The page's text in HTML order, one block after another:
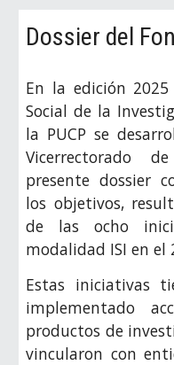
Dossier del
En la edición
Social de la
la PUCP se
Vicerrectorado
presente dossier
los objetivos,
de las ocho
modalidad ISI en el
Estas iniciativas
implementado
productos de
vincularon con